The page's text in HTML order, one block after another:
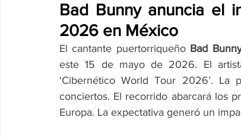
Bad Bunny anuncia el
2026 en México
El cantante puertorriqueño Bad
este 15 de mayo de 2026. El
‘Cibernético World Tour 2026’. La
conciertos. El recorrido abarcará los
Europa. La expectativa generó un